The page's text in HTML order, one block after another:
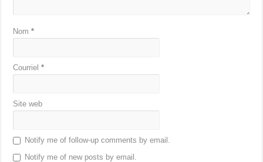
Nom*
Courriel*
Site web
Notify me of follow-up comments by email.
Notify me of new posts by email.